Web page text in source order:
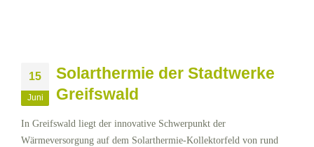
15
Juni
Solarthermie der Stadtwerke
Greifswald
In Greifswald liegt der innovative Schwerpunkt der
Wärmeversorgung auf dem Solarthermie-Kollektorfeld von rund